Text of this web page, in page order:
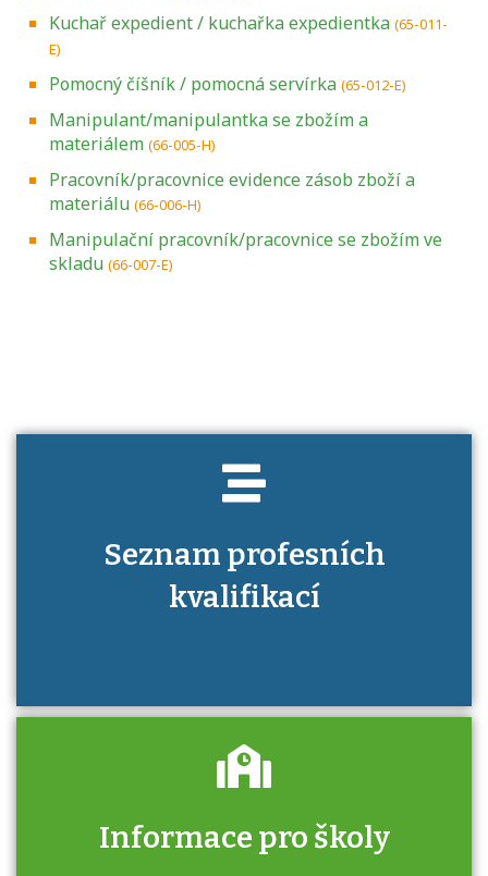
Kuchař expedient / kuchařka expedientka (65-011-
E)
Pomocný číšník / pomocná servírka (65-012-E)
Manipulant/manipulantka se zbožím a
materiálem (66-005-H)
Pracovník/pracovnice evidence zásob zboží a
materiálu (66-006-H)
Manipulační pracovník/pracovnice se zbožím ve
skladu (66-007-E)
Seznam profesních
kvalifikací
Projděte si seznam profesních kvalifikací.
Informace pro školy
Zjistěte, jak se přihlásit ke zkoušce a kde